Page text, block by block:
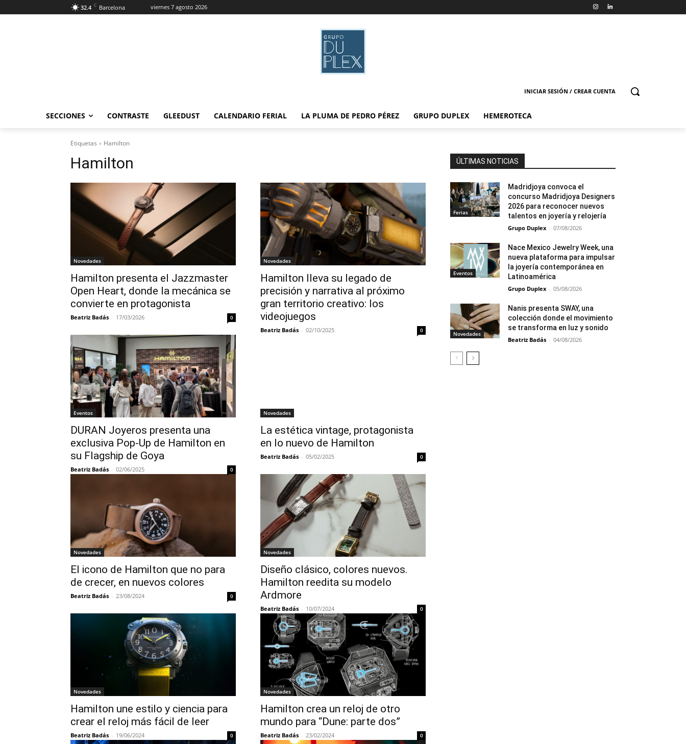
32.4 C Barcelona viernes 7 agosto 2026
INICIAR SESIÓN / CREAR CUENTA
SECCIONES CONTRASTE GLEEDUST CALENDARIO FERIAL LA PLUMA DE PEDRO PÉREZ GRUPO DUPLEX HEMEROTECA
Etiquetas Hamilton
Hamilton
Novedades
Hamilton presenta el Jazzmaster
Open Heart, donde la mecánica se
convierte en protagonista
Beatriz Badás - 17/03/2026 0
Novedades
Hamilton lleva su legado de
precisión y narrativa al próximo
gran territorio creativo: los
videojuegos
Beatriz Badás - 02/10/2025 0
Eventos
DURAN Joyeros presenta una
exclusiva Pop-Up de Hamilton en
su Flagship de Goya
Beatriz Badás - 02/06/2025 0
Novedades
La estética vintage, protagonista
en lo nuevo de Hamilton
Beatriz Badás - 05/02/2025 0
Novedades
El icono de Hamilton que no para
de crecer, en nuevos colores
Beatriz Badás - 23/08/2024 0
Novedades
Diseño clásico, colores nuevos.
Hamilton reedita su modelo
Ardmore
Beatriz Badás - 10/07/2024 0
Novedades
Hamilton une estilo y ciencia para
crear el reloj más fácil de leer
Beatriz Badás - 19/06/2024 0
Novedades
Hamilton crea un reloj de otro
mundo para “Dune: parte dos”
Beatriz Badás - 23/02/2024 0
ÚLTIMAS NOTICIAS
Ferias
Madridjoya convoca el
concurso Madridjoya Designers
2026 para reconocer nuevos
talentos en joyería y relojería
Grupo Duplex - 07/08/2026
Eventos
Nace Mexico Jewelry Week, una
nueva plataforma para impulsar
la joyería contemporánea en
Latinoamérica
Grupo Duplex - 05/08/2026
Novedades
Nanis presenta SWAY, una
colección donde el movimiento
se transforma en luz y sonido
Beatriz Badás - 04/08/2026